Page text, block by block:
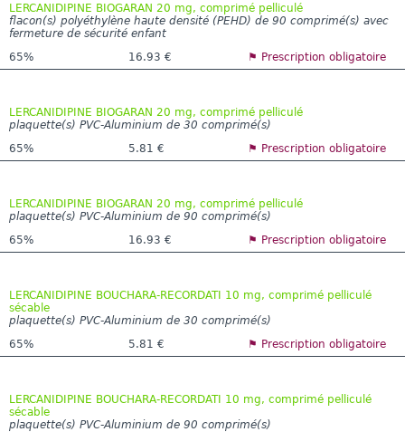
LERCANIDIPINE BIOGARAN 20 mg, comprimé pelliculé
flacon(s) polyéthylène haute densité (PEHD) de 90 comprimé(s) avec
fermeture de sécurité enfant
65%
16.93 € ⚑ Prescription obligatoire
LERCANIDIPINE BIOGARAN 20 mg, comprimé pelliculé
plaquette(s) PVC-Aluminium de 30 comprimé(s)
65%
5.81 € ⚑ Prescription obligatoire
LERCANIDIPINE BIOGARAN 20 mg, comprimé pelliculé
plaquette(s) PVC-Aluminium de 90 comprimé(s)
65%
16.93 € ⚑ Prescription obligatoire
LERCANIDIPINE BOUCHARA-RECORDATI 10 mg, comprimé pelliculé
sécable
plaquette(s) PVC-Aluminium de 30 comprimé(s)
65%
5.81 € ⚑ Prescription obligatoire
LERCANIDIPINE BOUCHARA-RECORDATI 10 mg, comprimé pelliculé
sécable
plaquette(s) PVC-Aluminium de 90 comprimé(s)